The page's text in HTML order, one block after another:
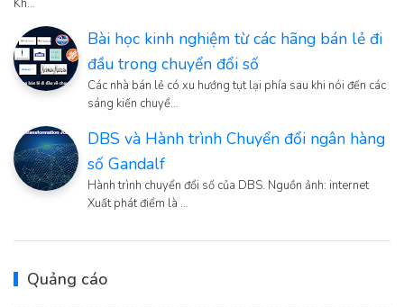
Kh…
Bài học kinh nghiệm từ các hãng bán lẻ đi
đầu trong chuyển đổi số
Các nhà bán lẻ có xu hướng tụt lại phía sau khi nói đến các
sáng kiến chuyể…
DBS và Hành trình Chuyển đổi ngân hàng
số Gandalf
Hành trình chuyển đổi số của DBS. Nguồn ảnh: internet
Xuất phát điểm là …
Quảng cáo